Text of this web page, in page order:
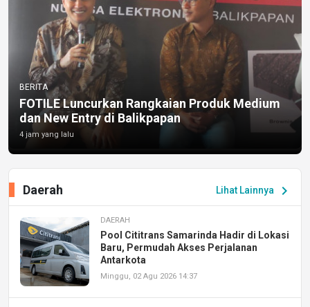
BERITA
FOTILE Luncurkan Rangkaian Produk Medium
dan New Entry di Balikpapan
4 jam yang lalu
Lihat Lainnya chevron_right
Daerah
DAERAH
Pool Cititrans Samarinda Hadir di Lokasi
Baru, Permudah Akses Perjalanan
Antarkota
Minggu, 02 Agu 2026 14:37